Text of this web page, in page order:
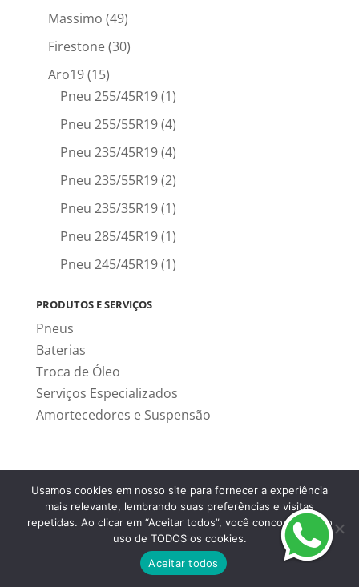
Massimo (49)
Firestone(30)
Aro19(15)
Pneu 255/45R19(1)
Pneu 255/55R19(4)
Pneu 235/45R19(4)
Pneu 235/55R19(2)
Pneu 235/35R19(1)
Pneu 285/45R19(1)
Pneu 245/45R19(1)
PRODUTOS E SERVIÇOS
Pneus
Baterias
Troca de Óleo
Serviços Especializados
Amortecedores e Suspensão
Sobre nos
Termos e Condições
Usamos cookies em nosso site para fornecer a experiência
mais relevante, lembrando suas preferências e visitas
repetidas. Ao clicar em “Aceitar todos”, você concorda com o
uso de TODOS os cookies.
Aceitar todos